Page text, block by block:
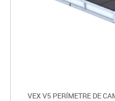
VEX V5 PERÍMETRE DE